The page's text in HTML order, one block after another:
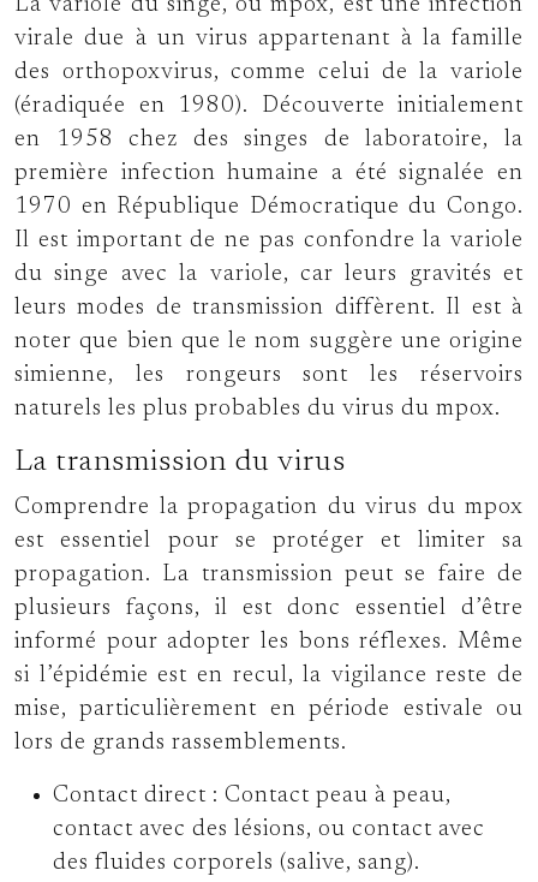
La variole du singe, ou mpox, est une infection
virale due à un virus appartenant à la famille
des orthopoxvirus, comme celui de la variole
(éradiquée en 1980). Découverte initialement
en 1958 chez des singes de laboratoire, la
première infection humaine a été signalée en
1970 en République Démocratique du Congo.
Il est important de ne pas confondre la variole
du singe avec la variole, car leurs gravités et
leurs modes de transmission diffèrent. Il est à
noter que bien que le nom suggère une origine
simienne, les rongeurs sont les réservoirs
naturels les plus probables du virus du mpox.
La transmission du virus
Comprendre la propagation du virus du mpox
est essentiel pour se protéger et limiter sa
propagation. La transmission peut se faire de
plusieurs façons, il est donc essentiel d’être
informé pour adopter les bons réflexes. Même
si l’épidémie est en recul, la vigilance reste de
mise, particulièrement en période estivale ou
lors de grands rassemblements.
Contact direct : Contact peau à peau,
contact avec des lésions, ou contact avec
des fluides corporels (salive, sang).